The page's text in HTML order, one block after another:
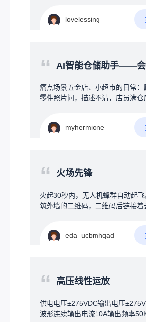
个B站也只找到一个up主，有几个
目，但是那几个都没有公开具体
以及源代码什么的，只是一些展示
说加上时间、日期什么的，并且要
一些，希望能有大佬看到后分享一
做其他事情，所以需要设计一款
装置，第一可以确保接地，不会
就是多功能辅助方式，首先是温度
以持续通电PID控温，保证一直有
水，减少烧水等待时间，使用全自
方式接管水管和加热器，真正无需
通过蜂鸣器提示用户将开水倒入
加上屏幕及按键用来设定参数，
以远程取消烧水、汇报温度，有
lovelessing
“ AI智能仓储助手——会“看图听话”的智能
痛点场景五金店、小超市的日常：
零件照片问，描述不清，店员满仓
要记几百上千种物料位置，新手入
高。创意方案一个大屏+AI大脑的
端，挂在仓库或货架旁，帮店员和
接标注货物在哪排哪层，不用扯着
说：“帮我找一下墙上打孔的那种
丝”，AI立刻匹配到正确物料，并在
业名称。3️⃣拍照找物——说不清就
实用的功能。顾客不知道名字？
接对着屏幕摄像头拍照，系统自
了自动弹提醒，语音喊一嗓子“还剩
补货了！”；智能盘点：手机扫码或
卖得最好”，AI自动分析。硬件方
大屏触控电视+一个小电脑盒子，
myhermione
“ 火场先锋
火起30秒内，无人机蜂群自动起
筑外墙的二维码，二维码后链接着
在哪、房间分布、当前火点、人员
位。用定向电磁波穿透建筑，将
房间睡觉的人，厕所玩手机的人
点：技术可行，但需跨越"运营商合
个人都生气，运用了地震时强制接
的技术。核心壁垒在集成：AI算法
eda_ucbmhqad
“ 高压线性运放
供电电压±275VDC输出电压
波形连续输出电流10A输出频率